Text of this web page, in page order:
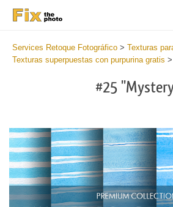
Services Retoque Fotográfico > Texturas
Texturas superpuestas con purpurina gratis >
#25